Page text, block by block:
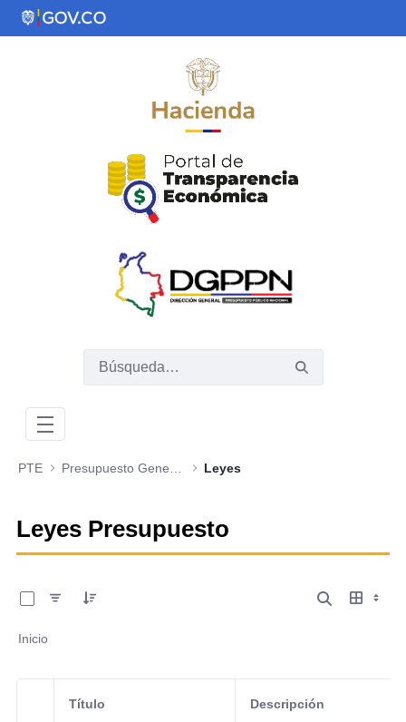
Saltar al contenido principal
PTE Leyes
Leyes Presupuesto
Inicio
Selección del elemento
Título Descripción